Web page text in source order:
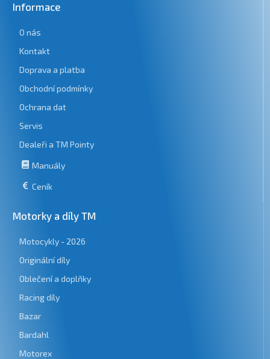
Informace
O nás
Kontakt
Doprava a platba
Obchodní podmínky
Ochrana dat
Servis
Dealeři a TM Pointy
Manuály
Ceník
Motorky a díly TM
Motocykly - 2026
Originální díly
Oblečení a doplňky
Racing díly
Bazar
Bardahl
Motorex